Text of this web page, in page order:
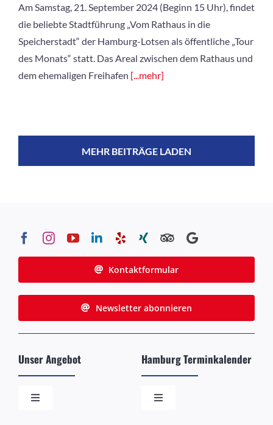
Am Samstag, 21. September 2024 (Beginn 15 Uhr), findet
die beliebte Stadtführung „Vom Rathaus in die
Speicherstadt“ der Hamburg-Lotsen als öffentliche „Tour
des Monats“ statt. Das Areal zwischen dem Rathaus und
dem ehemaligen Freihafen [...mehr]
MEHR BEITRÄGE LADEN
Kontaktformular
Newsletter abonnieren
Unser Angebot
Toggle
Hamburg Terminkalender
Toggle